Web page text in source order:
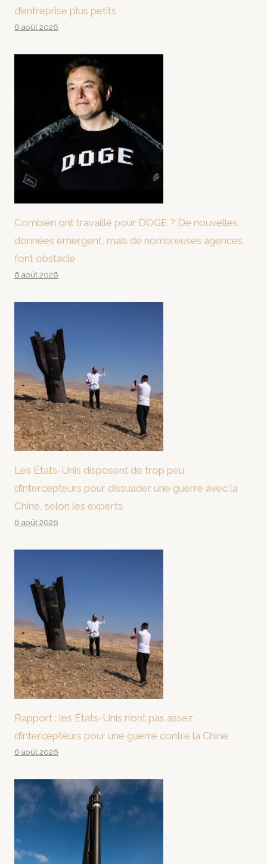
d’entreprise plus petits
6 août 2026
Combien ont travaillé pour DOGE ? De nouvelles
données émergent, mais de nombreuses agences
font obstacle
6 août 2026
Les États-Unis disposent de trop peu
d’intercepteurs pour dissuader une guerre avec la
Chine, selon les experts
6 août 2026
Rapport : les États-Unis n’ont pas assez
d’intercepteurs pour une guerre contre la Chine
6 août 2026